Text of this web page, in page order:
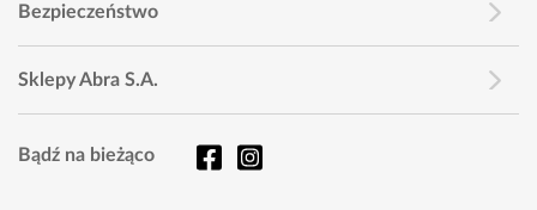
Bezpieczeństwo
Sklepy Abra S.A.
Bądź na bieżąco